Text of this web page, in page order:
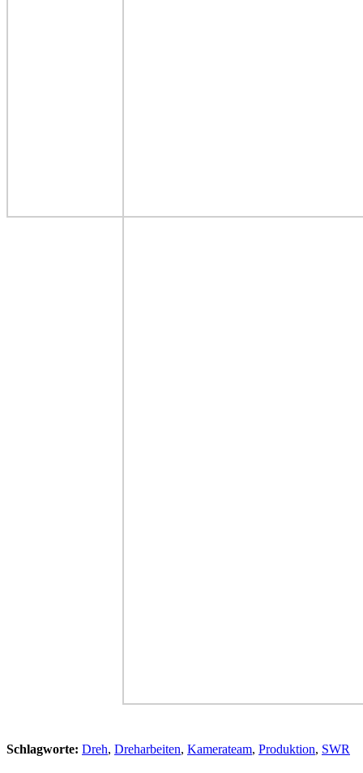
Schlagworte: Dreh, Dreharbeiten, Kamerateam, Produktion, SWR